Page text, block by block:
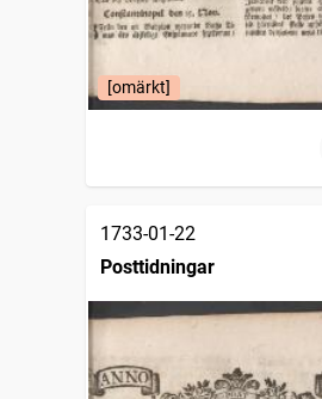
[omärkt]
1733-01-22
Posttidningar